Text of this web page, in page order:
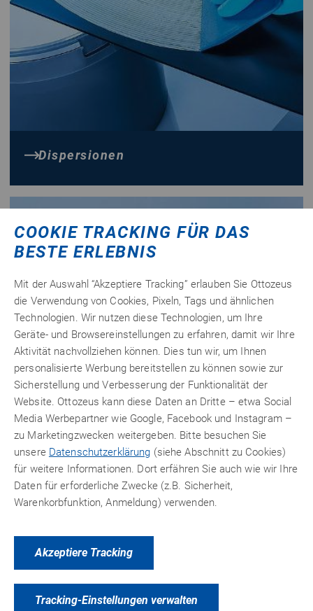
Dispersionen
COOKIE TRACKING FÜR DAS
BESTE ERLEBNIS
Mit der Auswahl “Akzeptiere Tracking” erlauben Sie Ottozeus
die Verwendung von Cookies, Pixeln, Tags und ähnlichen
Technologien. Wir nutzen diese Technologien, um Ihre
Geräte- und Browsereinstellungen zu erfahren, damit wir Ihre
Aktivität nachvollziehen können. Dies tun wir, um Ihnen
personalisierte Werbung bereitstellen zu können sowie zur
Sicherstellung und Verbesserung der Funktionalität der
Website. Ottozeus kann diese Daten an Dritte – etwa Social
Media Werbepartner wie Google, Facebook und Instagram –
zu Marketingzwecken weitergeben. Bitte besuchen Sie
unsere Datenschutzerklärung (siehe Abschnitt zu Cookies)
für weitere Informationen. Dort erfähren Sie auch wie wir Ihre
Daten für erforderliche Zwecke (z.B. Sicherheit,
Warenkorbfunktion, Anmeldung) verwenden.
Akzeptiere Tracking
Tracking-Einstellungen verwalten